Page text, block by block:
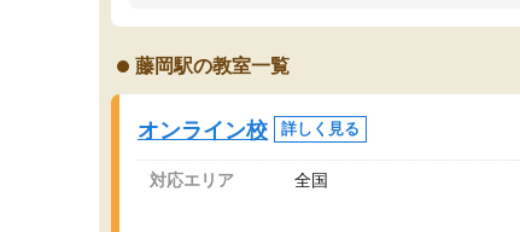
藤岡駅の教室一覧
オンライン校 詳しく見る
対応エリア 全国